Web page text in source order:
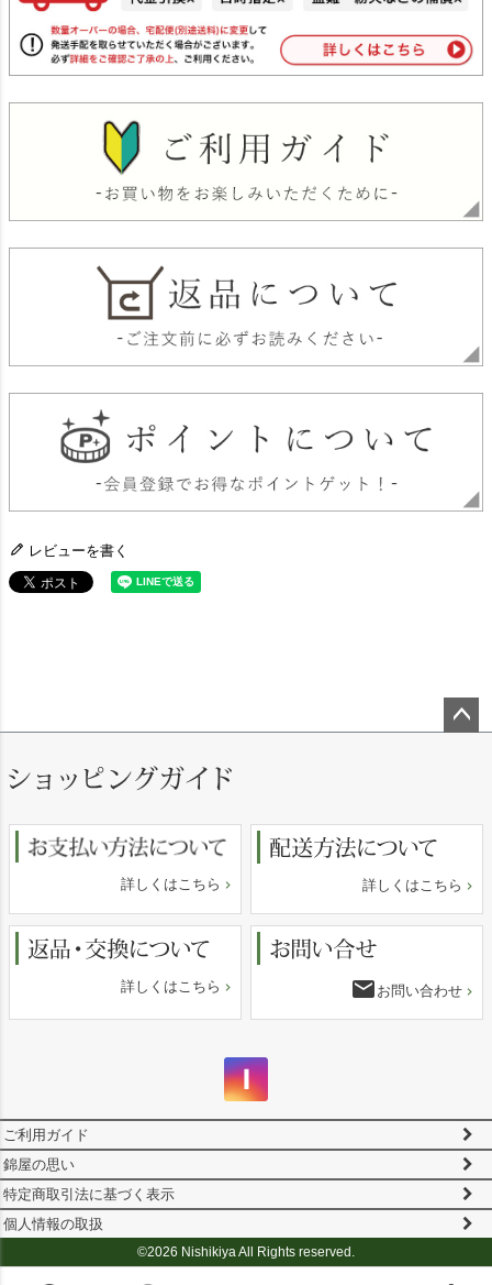
レビューを書く
詳しくはこちら 詳しくはこちら
詳しくはこちら email お問い合わせ
ご利用ガイド
錦屋の思い
特定商取引法に基づく表示
個人情報の取扱
©2026 Nishikiya All Rights reserved.